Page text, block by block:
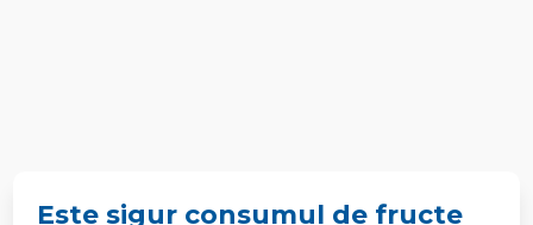
Este sigur consumul de fructe